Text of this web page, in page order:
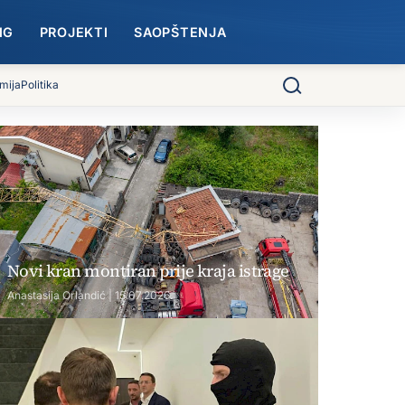
PROJEKTI SAOPŠTENJA
Politika
Pretraga
Novi kran montiran prije kraja istrage
Anastasija Orlandić | 15.07.2026.